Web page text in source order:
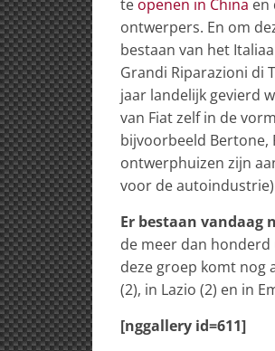
te openen in China en
ontwerpers. En om
bestaan van het
Grandi Riparazioni di
jaar landelijk gevierd
van Fiat zelf in de
bijvoorbeeld Bertone,
ontwerphuizen zijn
voor de
Er bestaan vandaag
de meer dan
deze groep komt nog
(2), in Lazio (2) en in
[nggallery id=611]